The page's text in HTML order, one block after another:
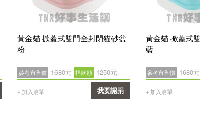
黃金貓 掀蓋式雙門全封閉貓砂盆
粉
參考市售價 1680元 捐款額 1250元
+ 加入清單 我要認捐
黃金貓 掀蓋式
藍
參考市售價 1680元
+ 加入清單